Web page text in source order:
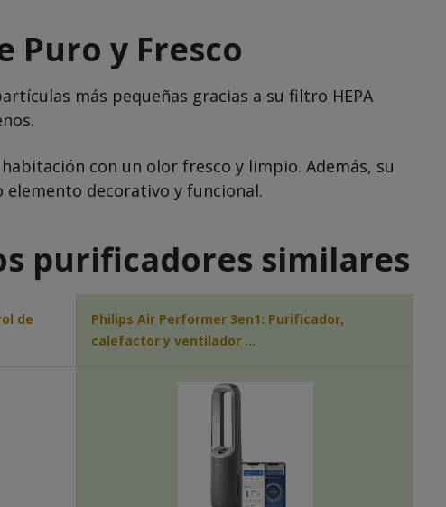
Puro y Fresco
más pequeñas gracias a su filtro HEPA
con un olor fresco y limpio. Además, su
decorativo y funcional.
purificadores similares
de
Philips Air Performer 3en1: Purificador,
calefactor y ventilador …